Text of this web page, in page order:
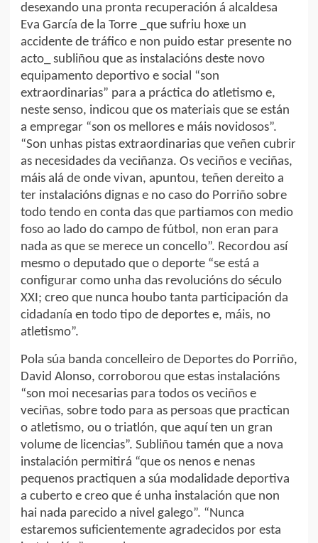
desexando una pronta recuperación á alcaldesa
Eva García de la Torre _que sufriu hoxe un
accidente de tráfico e non puido estar presente no
acto_ subliñou que as instalacións deste novo
equipamento deportivo e social “son
extraordinarias” para a práctica do atletismo e,
neste senso, indicou que os materiais que se están
a empregar “son os mellores e máis novidosos”.
“Son unhas pistas extraordinarias que veñen cubrir
as necesidades da veciñanza. Os veciños e veciñas,
máis alá de onde vivan, apuntou, teñen dereito a
ter instalacións dignas e no caso do Porriño sobre
todo tendo en conta das que partiamos con medio
foso ao lado do campo de fútbol, non eran para
nada as que se merece un concello”. Recordou así
mesmo o deputado que o deporte “se está a
configurar como unha das revolucións do século
XXI; creo que nunca houbo tanta participación da
cidadanía en todo tipo de deportes e, máis, no
atletismo”.
Pola súa banda concelleiro de Deportes do Porriño,
David Alonso, corroborou que estas instalacións
“son moi necesarias para todos os veciños e
veciñas, sobre todo para as persoas que practican
o atletismo, ou o triatlón, que aquí ten un gran
volume de licencias”. Subliñou tamén que a nova
instalación permitirá “que os nenos e nenas
pequenos practiquen a súa modalidade deportiva
a cuberto e creo que é unha instalación que non
hai nada parecido a nivel galego”. “Nunca
estaremos suficientemente agradecidos por esta